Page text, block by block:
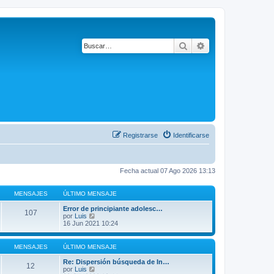
Buscar
Identificarse
Registrarse
Fecha actual 07 Ago 2026 13:13
MENSAJES ÚLTIMO MENSAJE
107
Error de principiante adolesc…
por Luis
e
ú
l
i
m
16 Jun 2021 10:24
MENSAJES ÚLTIMO MENSAJE
12
Re: Dispersión búsqueda de In…
por Luis